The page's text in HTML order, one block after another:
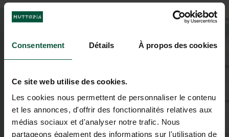
Consentement Détails À propos des cookies
Ce site web utilise des cookies.
Les cookies nous permettent de personnaliser le contenu
et les annonces, d'offrir des fonctionnalités relatives aux
médias sociaux et d'analyser notre trafic. Nous
partageons également des informations sur l'utilisation de
+